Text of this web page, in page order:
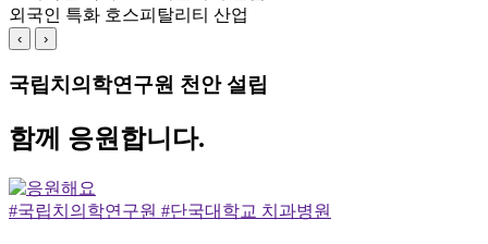
외국인 특화 호스피탈리티 산업
‹ ›
국립치의학연구원 천안 설립
함께 응원합니다.
#국립치의학연구원 #단국대학교 치과병원